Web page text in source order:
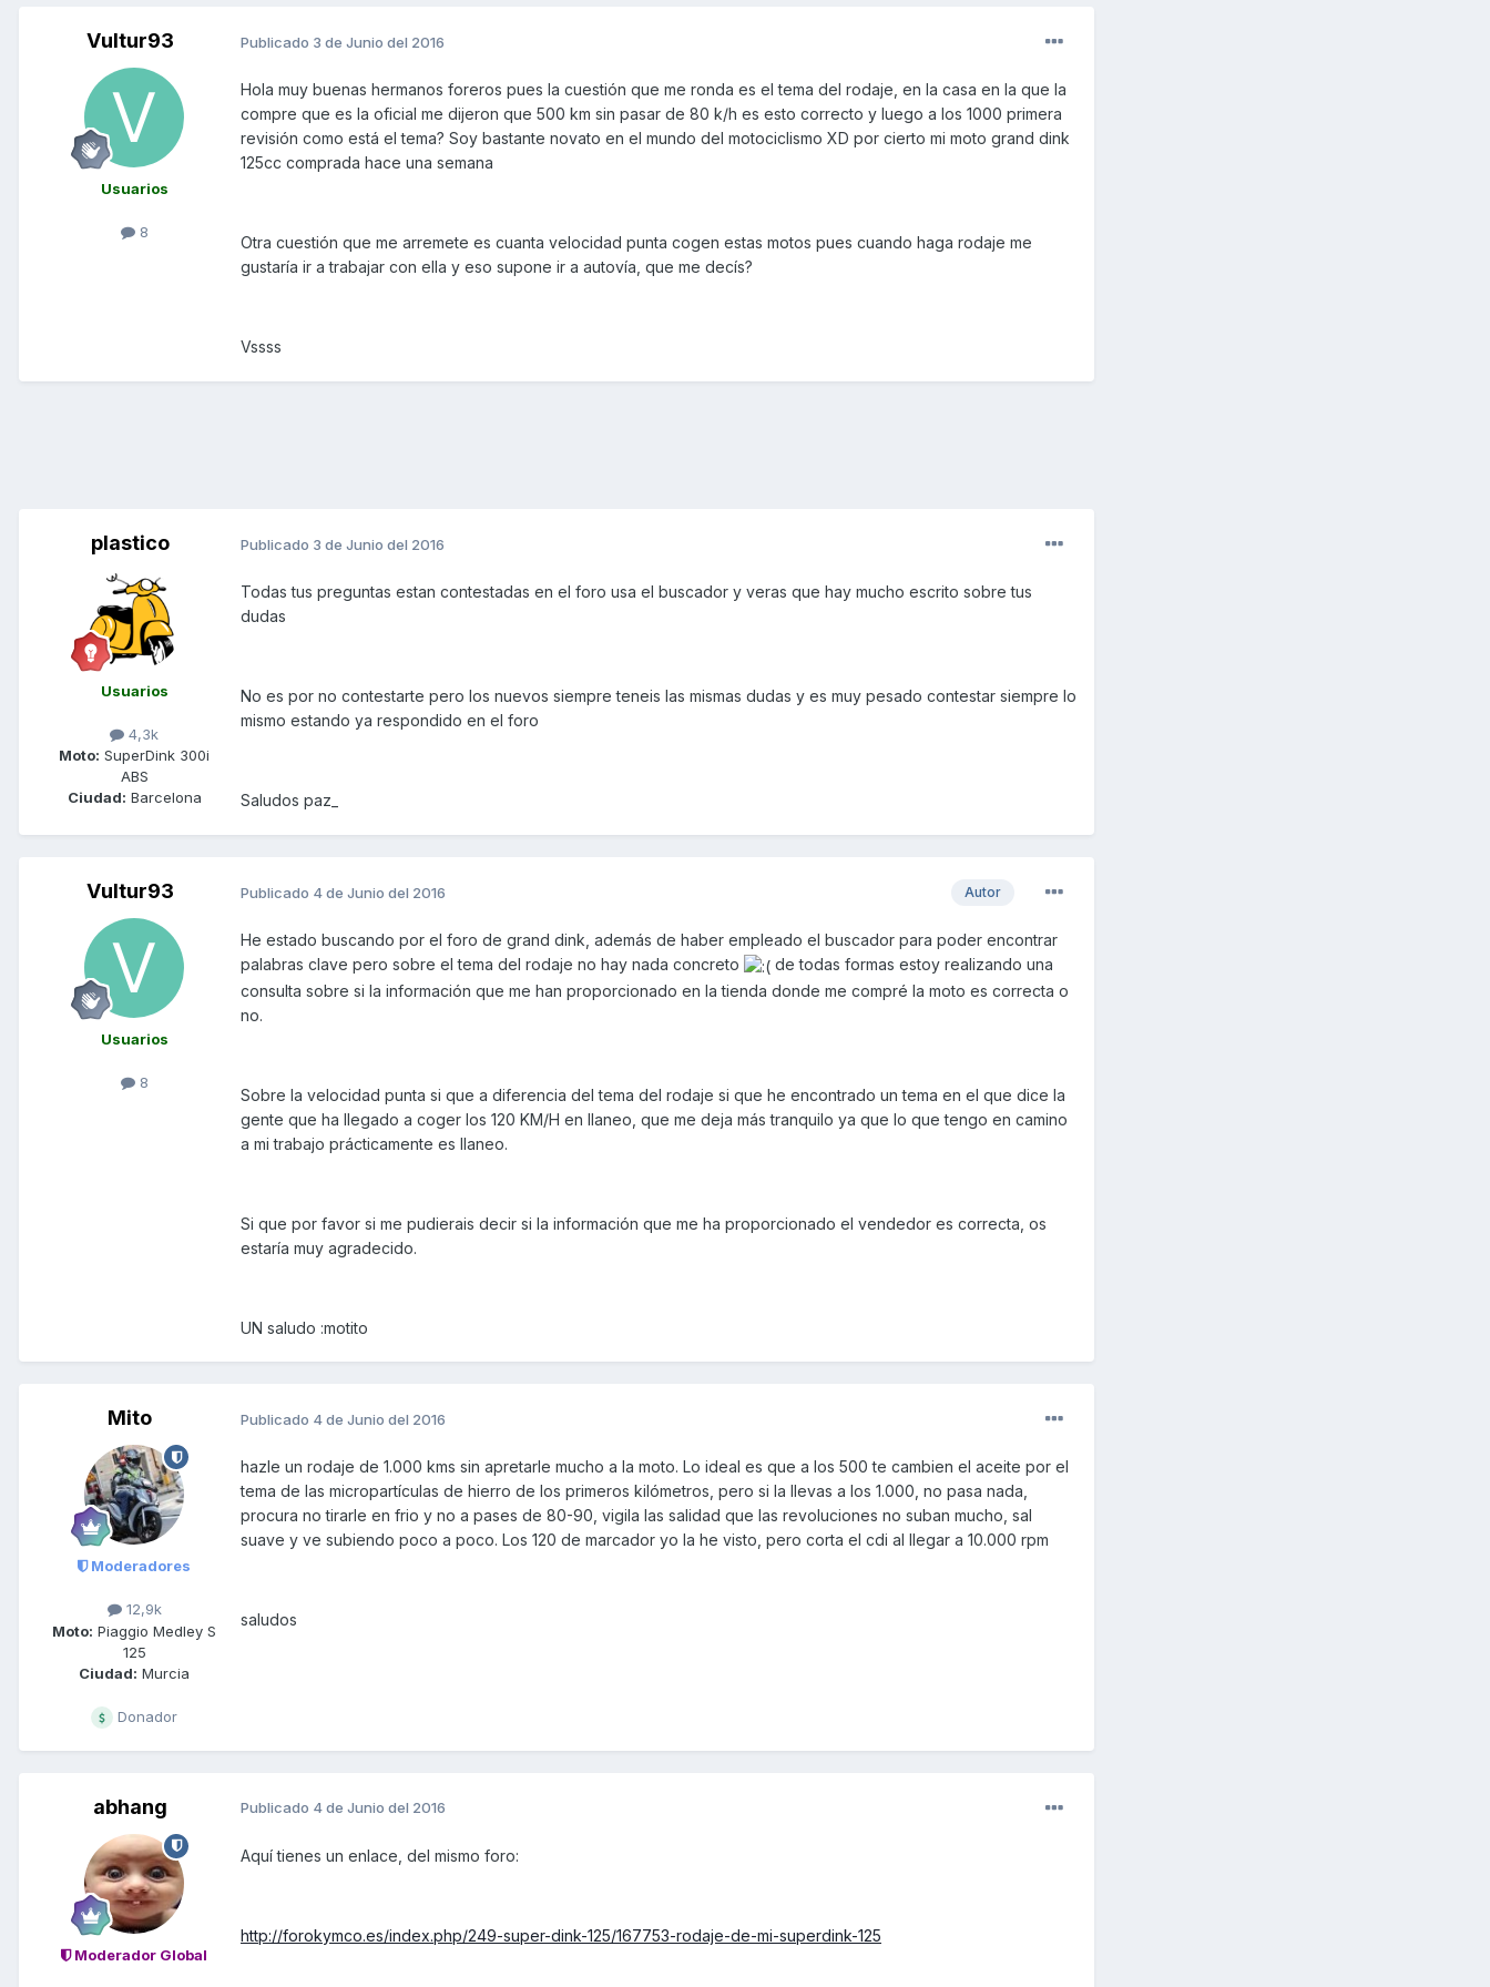
Vultur93
Usuarios
8
Publicado 3 de Junio del 2016
Hola muy buenas hermanos foreros pues la cuestión que me ronda es el tema del rodaje, en la casa en la que la
compre que es la oficial me dijeron que 500 km sin pasar de 80 k/h es esto correcto y luego a los 1000 primera
revisión como está el tema? Soy bastante novato en el mundo del motociclismo XD por cierto mi moto grand dink
125cc comprada hace una semana
Otra cuestión que me arremete es cuanta velocidad punta cogen estas motos pues cuando haga rodaje me
gustaría ir a trabajar con ella y eso supone ir a autovía, que me decís?
Vssss
plastico
Usuarios
4,3k
Moto: SuperDink 300i
ABS
Ciudad: Barcelona
Publicado 3 de Junio del 2016
Todas tus preguntas estan contestadas en el foro usa el buscador y veras que hay mucho escrito sobre tus
dudas
No es por no contestarte pero los nuevos siempre teneis las mismas dudas y es muy pesado contestar siempre lo
mismo estando ya respondido en el foro
Saludos paz_
Vultur93
Usuarios
8
Autor
Publicado 4 de Junio del 2016
He estado buscando por el foro de grand dink, además de haber empleado el buscador para poder encontrar
palabras clave pero sobre el tema del rodaje no hay nada concreto
de todas formas estoy realizando una
consulta sobre si la información que me han proporcionado en la tienda donde me compré la moto es correcta o
no.
Sobre la velocidad punta si que a diferencia del tema del rodaje si que he encontrado un tema en el que dice la
gente que ha llegado a coger los 120 KM/H en llaneo, que me deja más tranquilo ya que lo que tengo en camino
a mi trabajo prácticamente es llaneo.
Si que por favor si me pudierais decir si la información que me ha proporcionado el vendedor es correcta, os
estaría muy agradecido.
UN saludo :motito
Mito
Moderadores
12,9k
Moto: Piaggio Medley S
125
Ciudad: Murcia
Donador
Publicado 4 de Junio del 2016
hazle un rodaje de 1.000 kms sin apretarle mucho a la moto. Lo ideal es que a los 500 te cambien el aceite por el
tema de las micropartículas de hierro de los primeros kilómetros, pero si la llevas a los 1.000, no pasa nada,
procura no tirarle en frio y no a pases de 80-90, vigila las salidad que las revoluciones no suban mucho, sal
suave y ve subiendo poco a poco. Los 120 de marcador yo la he visto, pero corta el cdi al llegar a 10.000 rpm
saludos
abhang
Moderador Global
Publicado 4 de Junio del 2016
Aquí tienes un enlace, del mismo foro:
http://forokymco.es/index.php/249-super-dink-125/167753-rodaje-de-mi-superdink-125